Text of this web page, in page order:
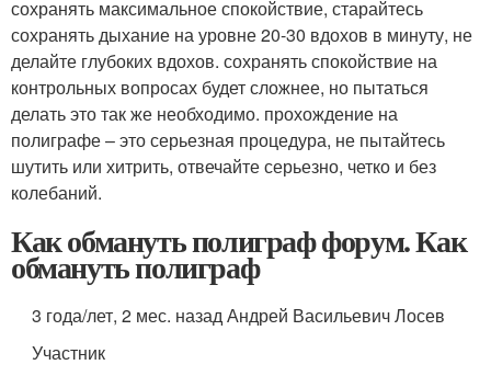
сохранять максимальное спокойствие, старайтесь
сохранять дыхание на уровне 20-30 вдохов в минуту, не
делайте глубоких вдохов. сохранять спокойствие на
контрольных вопросах будет сложнее, но пытаться
делать это так же необходимо. прохождение на
полиграфе – это серьезная процедура, не пытайтесь
шутить или хитрить, отвечайте серьезно, четко и без
колебаний.
Как обмануть полиграф форум. Как
обмануть полиграф
3 года/лет, 2 мес. назад Андрей Васильевич Лосев
Участник